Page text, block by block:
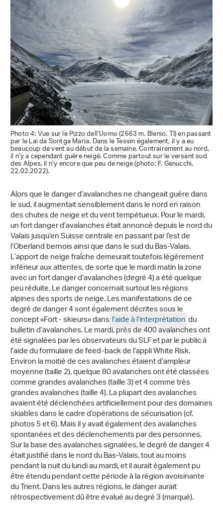
Photo 4: Vue sur le Pizzo dell’Uomo (2663 m, Blenio, TI) en passant
par le Lai da Sontga Maria. Dans le Tessin également, il y a eu
beaucoup de vent au début de la semaine. Contrairement au nord,
il n’y a cependant guère neigé. Comme partout sur le versant sud
des Alpes, il n’y encore que peu de neige (photo: F. Genucchi,
22.02.2022).
Alors que le danger d’avalanches ne changeait guère dans
le sud, il augmentait sensiblement dans le nord en raison
des chutes de neige et du vent tempétueux. Pour le mardi,
un fort danger d’avalanches était annoncé depuis le nord du
Valais jusqu’en Suisse centrale en passant par l’est de
l’Oberland bernois ainsi que dans le sud du Bas-Valais.
L’apport de neige fraîche demeurait toutefois légèrement
inférieur aux attentes, de sorte que le mardi matin la zone
avec un fort danger d’avalanches (degré 4) a été quelque
peu réduite. Le danger concernait surtout les régions
alpines des sports de neige. Les manifestations de ce
degré de danger 4 sont également décrites sous le
concept «Fort - skieurs» dansl’aide à l’interprétationdu
bulletin d’avalanches. Le mardi, près de 400 avalanches ont
été signalées par les observateurs du SLF et par le public à
l’aide du formulaire de feed-back de l’appli White Risk.
Environ la moitié de ces avalanches étaient d’ampleur
moyenne (taille 2), quelque 80 avalanches ont été classées
comme grandes avalanches (taille 3) et 4 comme très
grandes avalanches (taille 4). La plupart des avalanches
avaient été déclenchées artificiellement pour des domaines
skiables dans le cadre d’opérations de sécurisation (cf.
photos 5 et 6). Mais il y avait également des avalanches
spontanées et des déclenchements par des personnes.
Sur la base des avalanches signalées, le degré de danger 4
était justifié dans le nord du Bas-Valais, tout au moins
pendant la nuit du lundi au mardi, et il aurait également pu
être étendu pendant cette période à la région avoisinante
du Trient. Dans les autres régions, le danger aurait
rétrospectivement dû être évalué au degré 3 (marqué).